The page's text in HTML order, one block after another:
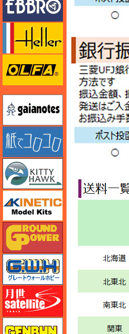
オルファ
ガイアノーツ
紙でコロコロ
キネテック
グレートウォールホビー
月世 サテライトツールス